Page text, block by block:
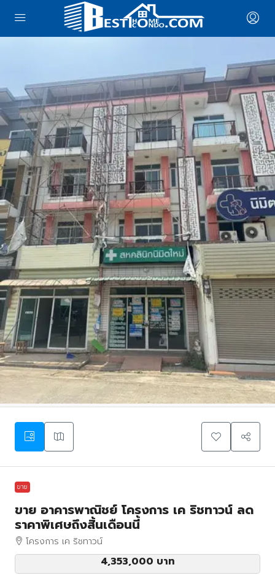
ขาย
ขาย อาคารพาณิชย์ โครงการ เค ริชทาวน์ ลด
ราคาพิเศษถึงสิ้นเดือนนี้
โครงการ เค ริชทาวน์
4,353,000 บาท